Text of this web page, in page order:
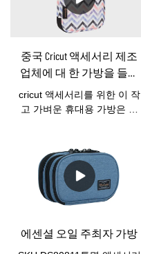
이 포함되어 있습니다.그것
은 우리의 가장 인기있는 여
행 아이템 중 하나였습니다.
면, pls는 메일을 통해 저희에
게 연락하는 것을 망설이지
마십시
오:bella@youcco.com.
중국 Cricut 액세서리 제조
업체에 대 한 가방을 들고
방수 더블 레이어 구성 케
이스-YOUCCO
cricut 액세서리를 위한 이 작
고 가벼운 휴대용 가방은 핸
제자리에 보관합니다. 크리
컷 액세서리를 먼지로부터
보호할 뿐만 아니라, 공예를
위해 운반하거나 이동하고
를 위한 훌륭한 선물입니다.
에센셜 오일 주최자 가방